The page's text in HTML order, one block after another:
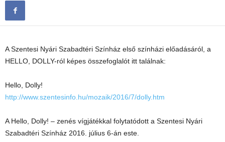
A Szentesi Nyári Szabadtéri Színház első színházi előadásáról, a
HELLO, DOLLY-ról képes összefoglalót itt találnak:
Hello, Dolly!
http://www.szentesinfo.hu/mozaik/2016/7/dolly.htm
A Hello, Dolly! – zenés vígjátékkal folytatódott a Szentesi Nyári
Szabadtéri Színház 2016. július 6-án este.